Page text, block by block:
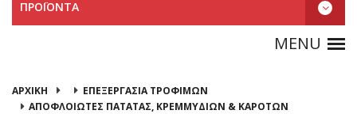
ΠΡΟΪΟΝΤΑ
ΑΡΧΙΚΉ
ΕΠΕΞΕΡΓΑΣΙΑ ΤΡΟΦΙΜΩΝ
ΑΠΟΦΛΟΙΩΤΕΣ ΠΑΤΑΤΑΣ, ΚΡΕΜΜΥΔΙΩΝ & ΚΑΡΟΤΩΝ